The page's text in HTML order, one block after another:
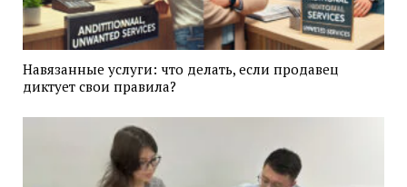
Навязанные услуги: что делать, если продавец
диктует свои правила?